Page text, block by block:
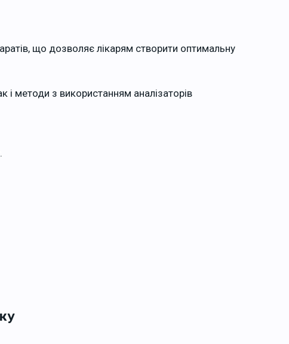
що дозволяє лікарям створити оптимальну
і методи з використанням аналізаторів